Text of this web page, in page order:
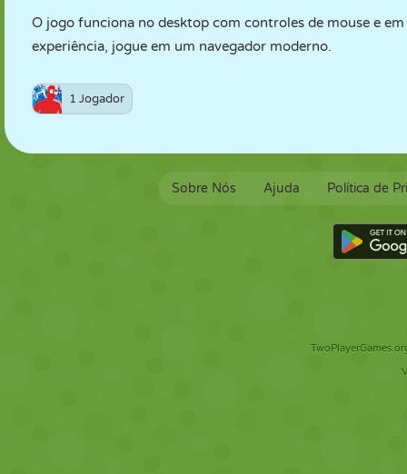
O jogo funciona no desktop com controles de mouse e
experiência, jogue em um navegador moderno.
1 Jogador
Sobre Nós Ajuda Política de